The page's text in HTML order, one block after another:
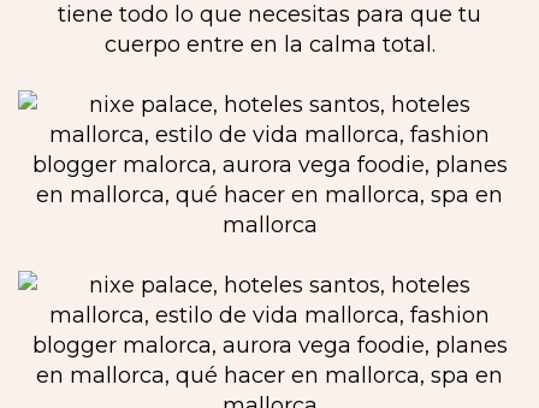
tiene todo lo que necesitas para que tu
cuerpo entre en la calma total.